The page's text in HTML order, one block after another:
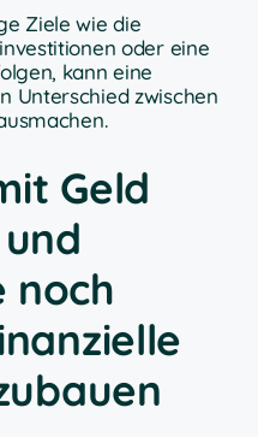
Ziele wie die
oder eine
kann eine
Unterschied zwischen
Geld
noch